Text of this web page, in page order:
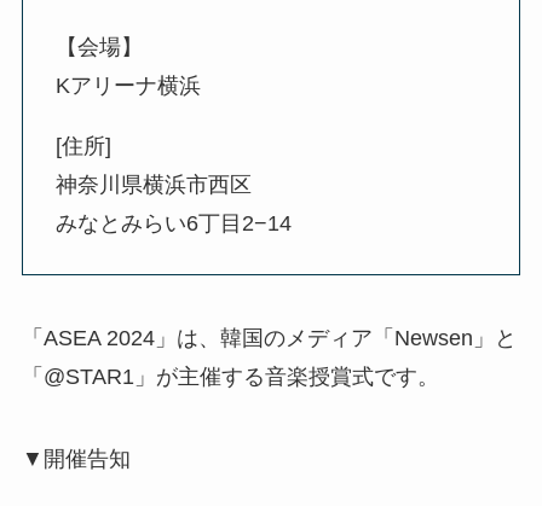
【会場】
Kアリーナ横浜
[住所]
神奈川県横浜市西区
みなとみらい6丁目2−14
「ASEA 2024」は、韓国のメディア「Newsen」と
「@STAR1」が主催する音楽授賞式です。
▼開催告知